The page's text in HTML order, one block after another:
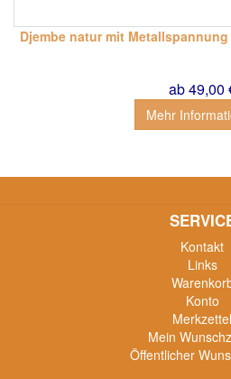
Djembe natur mit
ab 49,00
Mehr
Kontakt
Links
Konto
Merkzettel
Mein
Öffentlicher